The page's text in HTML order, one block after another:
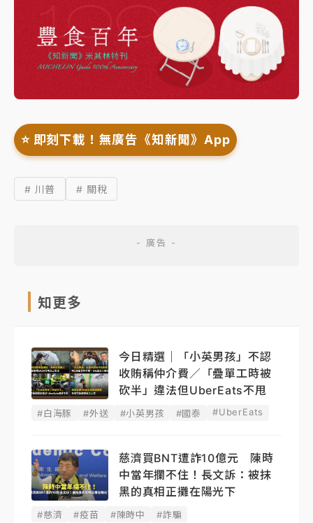
⭐️ 即刻下載！無廣告《知新聞》App
# 川普 # 關稅
知更多
今日精選｜「小英男孩」不認
收賄稱仲介費／「疊單工時被
砍半」違法但UberEats不甩
#白海豚 #外送 #小英男孩 #國泰 #UberEats
慈濟買BNT遭詐10億元 陳時
中當年攔不住！長文訴：被抹
黑的真相正攤在陽光下
#慈濟 #疫苗 #陳時中 #詐騙